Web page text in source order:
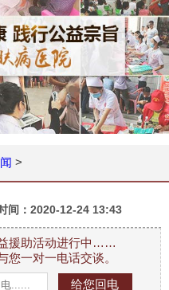
>
间： 2020-12-24 13:43
援助活动进行中……
您一对一电话交谈。